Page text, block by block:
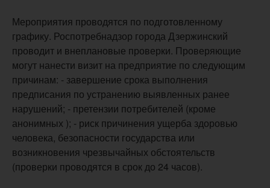
Мероприятия проводятся по подготовленному
графику. Роспотребнадзор города Дзержинский
проводит и внеплановые проверки. Проверяющие
могут нанести визит на предприятие по следующим
причинам: - завершение срока выполнения
предписания по устранению выявленных ранее
нарушений; - претензии потребителей (кроме
анонимных ); - риск причинения ущерба здоровью
человека, безопасности государства или
возникновения чрезвычайных обстоятельств
(проверки проводятся в срок до 24 часов).